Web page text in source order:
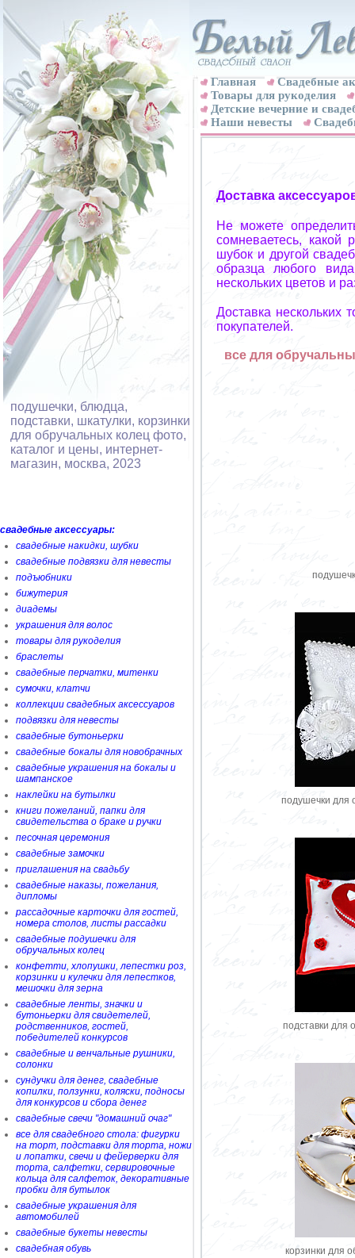
подушечки, блюдца,
подставки, шкатулки, корзинки
для обручальных колец фото,
каталог и цены, интернет-
магазин, москва, 2023
свадебные аксессуары:
свадебные накидки, шубки
свадебные подвязки для невесты
подъюбники
бижутерия
диадемы
украшения для волос
товары для рукоделия
браслеты
свадебные перчатки, митенки
сумочки, клатчи
коллекции свадебных аксессуаров
подвязки для невесты
свадебные бутоньерки
свадебные бокалы для новобрачных
свадебные украшения на бокалы и
шампанское
наклейки на бутылки
книги пожеланий, папки для
свидетельства о браке и ручки
песочная церемония
свадебные замочки
приглашения на свадьбу
свадебные наказы, пожелания,
дипломы
рассадочные карточки для гостей,
номера столов, листы рассадки
свадебные подушечки для
обручальных колец
конфетти, хлопушки, лепестки роз,
корзинки и кулечки для лепестков,
мешочки для зерна
свадебные ленты, значки и
бутоньерки для свидетелей,
родственников, гостей,
победителей конкурсов
свадебные и венчальные рушники,
солонки
сундучки для денег, свадебные
копилки, ползунки, коляски, подносы
для конкурсов и сбора денег
свадебные свечи "домашний очаг"
все для свадебного стола: фигурки
на торт, подставки для торта, ножи
и лопатки, свечи и фейерверки для
торта, салфетки, сервировочные
кольца для салфеток, декоративные
пробки для бутылок
свадебные украшения для
автомобилей
свадебные букеты невесты
свадебная обувь
Главная
Свадебные
Товары для рукоделия
Детские вечерние и
Наши невесты
Доставка
Не можете
сомневаетесь, какой
шубок и другой
образца любого
нескольких цветов и
Доставка нескольких
покупателей.
все для
подушечки для
подставки для
корзинки для